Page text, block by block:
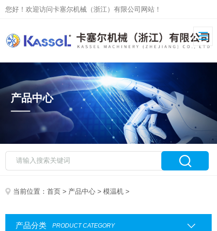
您好！欢迎访问卡塞尔机械（浙江）有限公司网站！
产品中心
当前位置：首页 > 产品中心 >模温机 >
产品分类 PRODUCT CATEGORY